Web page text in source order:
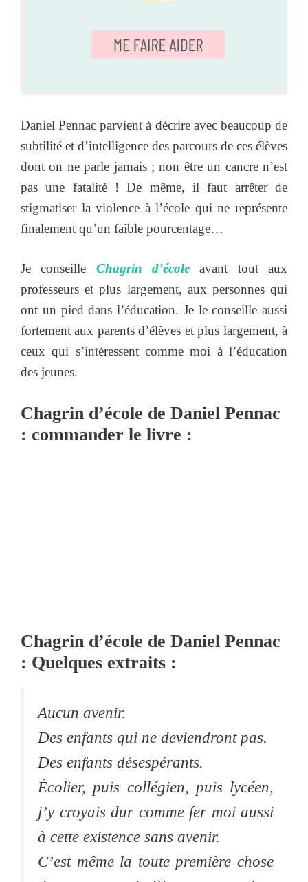
Daniel Pennac parvient à décrire avec beaucoup de
subtilité et d’intelligence des parcours de ces élèves
dont on ne parle jamais ; non être un cancre n’est
pas une fatalité ! De même, il faut arrêter de
stigmatiser la violence à l’école qui ne représente
finalement qu’un faible pourcentage…
Je conseille Chagrin d’école avant tout aux
professeurs et plus largement, aux personnes qui
ont un pied dans l’éducation. Je le conseille aussi
fortement aux parents d’élèves et plus largement, à
ceux qui s’intéressent comme moi à l’éducation
des jeunes.
Chagrin d’école de Daniel Pennac
: commander le livre :
Chagrin d’école de Daniel Pennac
: Quelques extraits :
Aucun avenir.
Des enfants qui ne deviendront pas.
Des enfants désespérants.
Écolier, puis collégien, puis lycéen,
j’y croyais dur comme fer moi aussi
à cette existence sans avenir.
C’est même la toute première chose